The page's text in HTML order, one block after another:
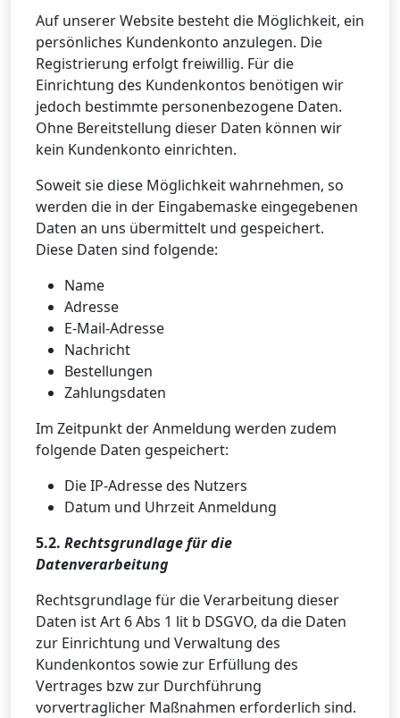
Auf unserer Website besteht die Möglichkeit, ein
persönliches Kundenkonto anzulegen. Die
Registrierung erfolgt freiwillig. Für die
Einrichtung des Kundenkontos benötigen wir
jedoch bestimmte personenbezogene Daten.
Ohne Bereitstellung dieser Daten können wir
kein Kundenkonto einrichten.
Soweit sie diese Möglichkeit wahrnehmen, so
werden die in der Eingabemaske eingegebenen
Daten an uns übermittelt und gespeichert.
Diese Daten sind folgende:
Name
Adresse
E-Mail-Adresse
Nachricht
Bestellungen
Zahlungsdaten
Im Zeitpunkt der Anmeldung werden zudem
folgende Daten gespeichert:
Die IP-Adresse des Nutzers
Datum und Uhrzeit Anmeldung
5.2. Rechtsgrundlage für die
Datenverarbeitung
Rechtsgrundlage für die Verarbeitung dieser
Daten ist Art 6 Abs 1 lit b DSGVO, da die Daten
zur Einrichtung und Verwaltung des
Kundenkontos sowie zur Erfüllung des
Vertrages bzw zur Durchführung
vorvertraglicher Maßnahmen erforderlich sind.